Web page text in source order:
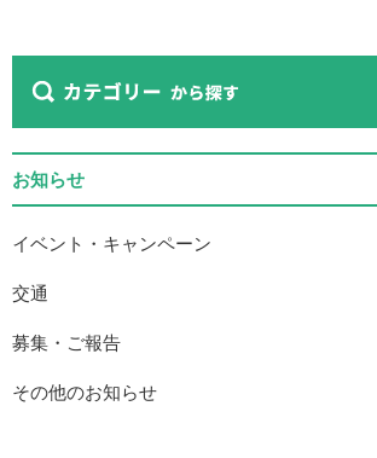
お知らせ
イベント・キャンペーン
交通
募集・ご報告
その他のお知らせ